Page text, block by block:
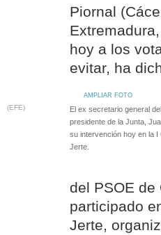
Piornal
hoy a los
evitar, ha
AMPLIAR FOTO
(EFE)
El ex secretario general
presidente de la Junta,
su intervención hoy en la I
Jerte.
del PSOE de
participado
Jerte,